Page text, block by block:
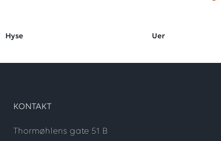
Hyse Uer
KONTAKT
Thormøhlens gate 51 B